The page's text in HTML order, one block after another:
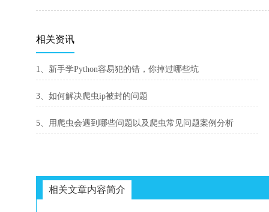
相关资讯
1、新手学Python容易犯的错，你掉过哪些坑
3、如何解决爬虫ip被封的问题
5、用爬虫会遇到哪些问题以及爬虫常见问题案例分析
相关文章内容简介